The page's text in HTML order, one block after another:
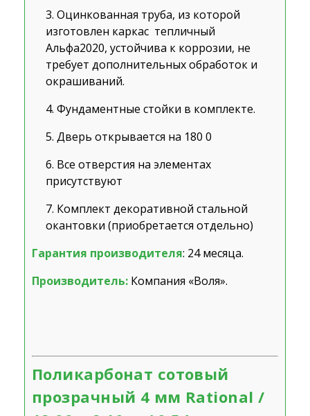
Оцинкованная труба, из которой
изготовлен каркас тепличный
Альфа2020, устойчива к коррозии, не
требует дополнительных обработок и
окрашиваний.
Фундаментные стойки в комплекте.
Дверь открывается на 180 0
Все отверстия на элементах
присутствуют
Комплект декоративной стальной
окантовки (приобретается отдельно)
Гарантия производителя: 24 месяца.
Производитель: Компания «Воля».
Поликарбонат сотовый
прозрачный 4 мм Rational /